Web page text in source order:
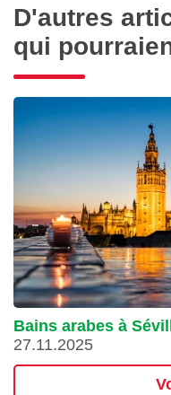
D'autres
qui
Bains arabes à
27.11.2025